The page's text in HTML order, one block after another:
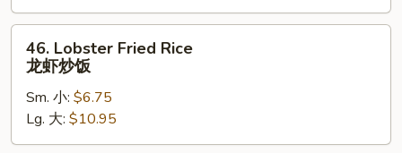
本
楼
Lobster
Fried
Rice
虾
46. Lobster Fried Rice
龙虾炒饭
Sm. 小: $6.75
Lg. 大: $10.95